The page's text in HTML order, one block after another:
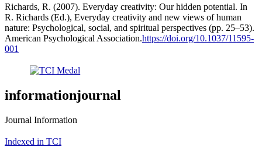
Richards, R. (2007). Everyday creativity: Our hidden potential. In
R. Richards (Ed.), Everyday creativity and new views of human
nature: Psychological, social, and spiritual perspectives (pp. 25–53).
American Psychological Association.https://doi.org/10.1037/11595-
001
informationjournal
Journal Information
Indexed in TCI